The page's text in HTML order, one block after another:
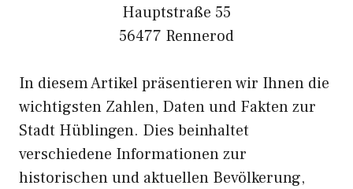
Hauptstraße 55
56477 Rennerod
In diesem Artikel präsentieren wir Ihnen die
wichtigsten Zahlen, Daten und Fakten zur
Stadt Hüblingen. Dies beinhaltet
verschiedene Informationen zur
historischen und aktuellen Bevölkerung,